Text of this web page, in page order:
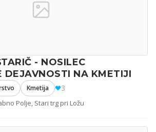
- NOSILEC
DEJAVNOSTI NA KMETIJI
Kmetija 3
Polje, Stari trg pri Ložu